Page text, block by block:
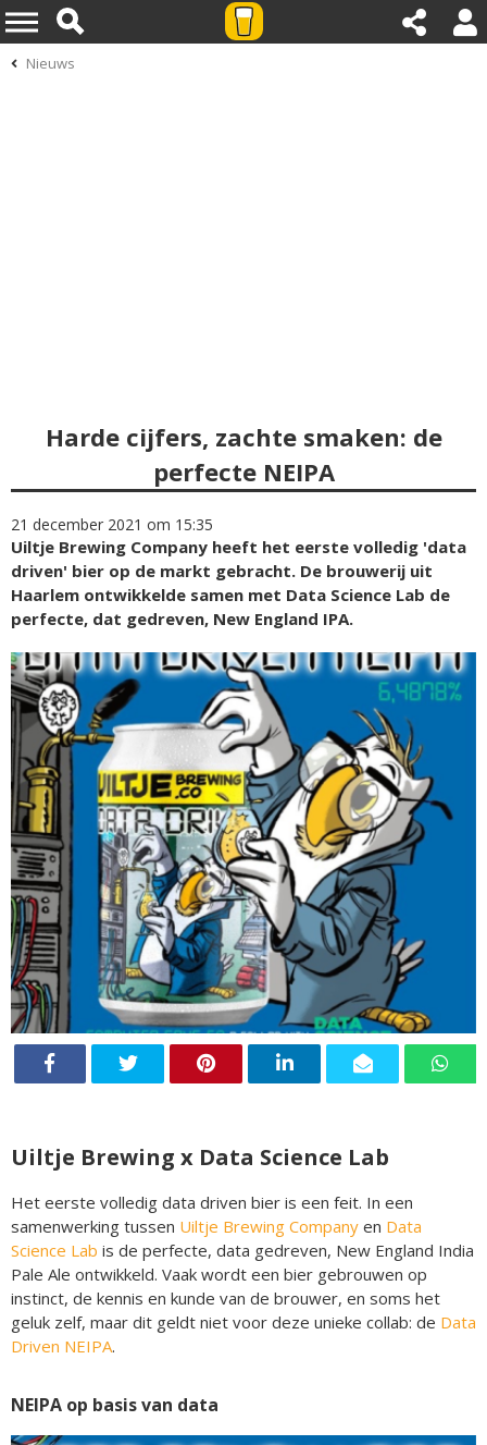
Nieuws
Harde cijfers, zachte smaken: de
perfecte NEIPA
21 december 2021 om 15:35
Uiltje Brewing Company heeft het eerste volledig 'data
driven' bier op de markt gebracht. De brouwerij uit
Haarlem ontwikkelde samen met Data Science Lab de
perfecte, dat gedreven, New England IPA.
Uiltje Brewing x Data Science Lab
Het eerste volledig data driven bier is een feit. In een
samenwerking tussen Uiltje Brewing Company en Data
Science Lab is de perfecte, data gedreven, New England India
Pale Ale ontwikkeld. Vaak wordt een bier gebrouwen op
instinct, de kennis en kunde van de brouwer, en soms het
geluk zelf, maar dit geldt niet voor deze unieke collab: de Data
Driven NEIPA.
NEIPA op basis van data